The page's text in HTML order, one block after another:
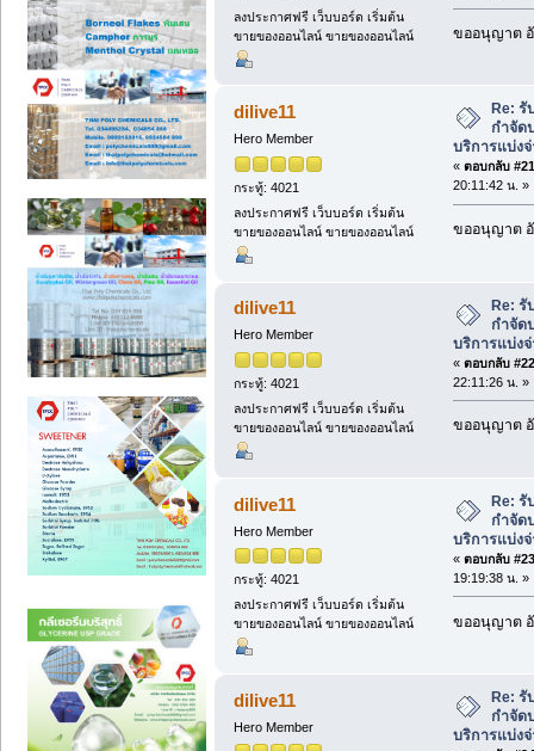
ลงประกาศฟรี เว็บบอร์ด เริ่มต้น
ขายของออนไลน์ ขายของออนไลน์
ขออนุญาต
dilive11
Hero Member
กระทู้: 4021
ลงประกาศฟรี เว็บบอร์ด เริ่มต้น
ขายของออนไลน์ ขายของออนไลน์
Re:
กำจัด
บริการแบ่ง
« ตอบกลับ
20:11:42 น. »
ขออนุญาต
dilive11
Hero Member
กระทู้: 4021
ลงประกาศฟรี เว็บบอร์ด เริ่มต้น
ขายของออนไลน์ ขายของออนไลน์
Re: รั
กำจัด
บริการแบ่ง
« ตอบกลับ
22:11:26 น. »
ขออนุญาต
dilive11
Hero Member
กระทู้: 4021
ลงประกาศฟรี เว็บบอร์ด เริ่มต้น
ขายของออนไลน์ ขายของออนไลน์
Re: รั
กำจัด
บริการแบ่ง
« ตอบกลับ
19:19:38 น. »
ขออนุญาต
dilive11
Hero Member
Re: รั
กำจัด
บริการแบ่ง